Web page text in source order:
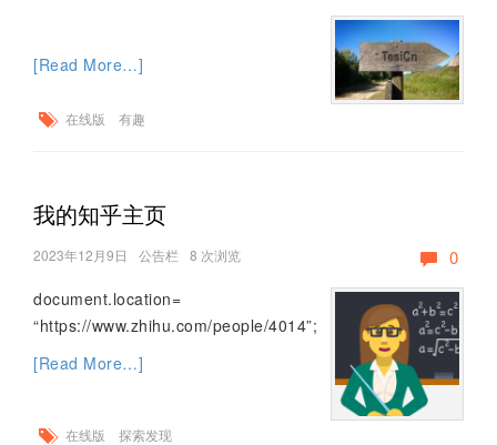
[Read More…]
在线版 有趣
我的知乎主页
2023年12月9日 公告栏 8 次浏览 0
document.location=
“https://www.zhihu.com/people/4014”;
[Read More…]
在线版 探索发现